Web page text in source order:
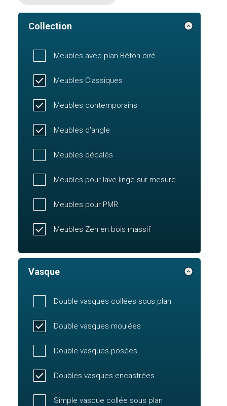
Collection
Meubles avec plan Béton ciré
Meubles Classiques
Meubles contemporains
Meubles d'angle
Meubles décalés
Meubles pour lave-linge sur mesure
Meubles pour PMR
Meubles Zen en bois massif
Vasque
Double vasques collées sous plan
Double vasques moulées
Double vasques posées
Doubles vasques encastrées
Simple vasque collée sous plan